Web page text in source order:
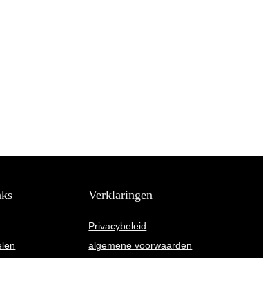
Verklaringen
Privacybeleid
algemene voorwaarden